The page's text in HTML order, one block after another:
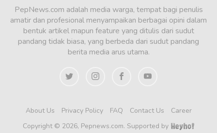
PepNews.com adalah media warga, tempat bagi penulis
amatir dan profesional menyampaikan berbagai opini dalam
bentuk artikel mapun feature yang ditulis dari sudut
pandang tidak biasa, yang berbeda dari sudut pandang
berita media arus utama.
About Us Privacy Policy FAQ Contact Us
Career
Copyright © 2026, Pepnews.com. Supported by